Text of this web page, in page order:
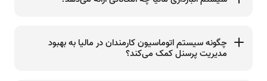
چگونه سیستم اتوماسیون کارمندان در مالیا به بهبود
مدیریت پرسنل کمک می‌کند؟